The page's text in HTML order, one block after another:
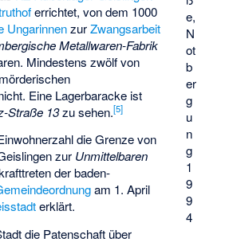
e,
N
ot
b
er
g
u
n
g
1
9
9
4
errichtet, von dem 1000
UngarinnenzurZwangsarbeit
Metallwaren-Fabrik
Mindestens zwölf von
Eine Lagerbaracke ist
Straße 13zu sehen.[5]
die Grenze von
zur Unmittelbaren
der baden-
am 1. April
erklärt.
die Patenschaft über